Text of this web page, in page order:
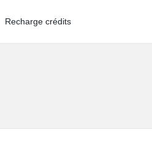
Recharge crédits